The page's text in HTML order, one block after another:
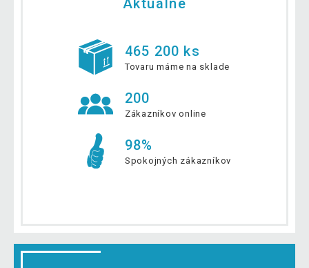
Aktuálne
465 200 ks
Tovaru máme na sklade
200
Zákazníkov online
98%
Spokojných zákazníkov